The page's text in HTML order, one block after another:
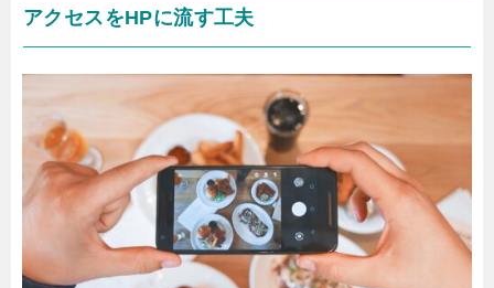
アクセスをHPに流す工夫